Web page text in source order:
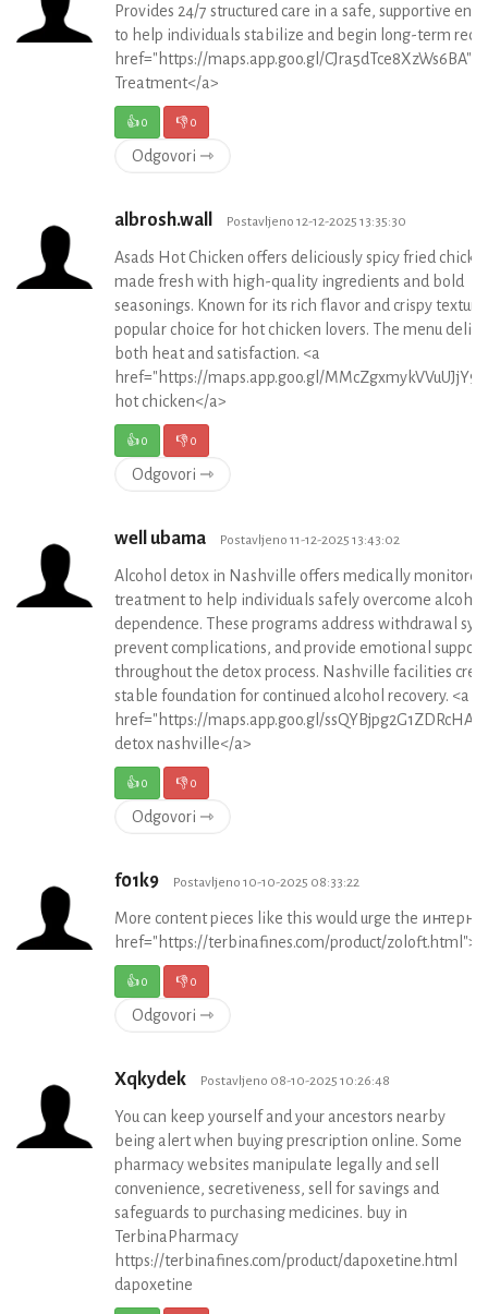
Provides 24/7 structured care in a safe, supportive
to help individuals stabilize and begin long-term
href="https://maps.app.goo.gl/
Treatment</a>
👍0 👎0
Odgovori ⇾
albrosh.wall Postavljeno 12-12-2025 13:35:30
Asads Hot Chicken offers deliciously spicy fried
made fresh with high-quality ingredients and bold
seasonings. Known for its rich flavor and crispy texture,
popular choice for hot chicken lovers. The menu
both heat and satisfaction. <a
href="https://maps.app.goo.gl/
hot chicken</a>
👍0 👎0
Odgovori ⇾
well ubama Postavljeno 11-12-2025 13:43:02
Alcohol detox in Nashville offers medically monitored
treatment to help individuals safely overcome alcohol
dependence. These programs address withdrawal
prevent complications, and provide emotional support
throughout the detox process. Nashville facilities
stable foundation for continued alcohol recovery. <a
href="https://maps.app.goo.gl/
detox nashville</a>
👍0 👎0
Odgovori ⇾
f01k9 Postavljeno 10-10-2025 08:33:22
More content pieces like this would urge the
href="https://terbinafines.com/product/
👍0 👎0
Odgovori ⇾
Xqkydek Postavljeno 08-10-2025 10:26:48
You can keep yourself and your ancestors nearby
being alert when buying prescription online. Some
pharmacy websites manipulate legally and sell
convenience, secretiveness, sell for savings and
safeguards to purchasing medicines. buy in
TerbinaPharmacy
https://terbinafines.com/product/dapoxetine.html
dapoxetine